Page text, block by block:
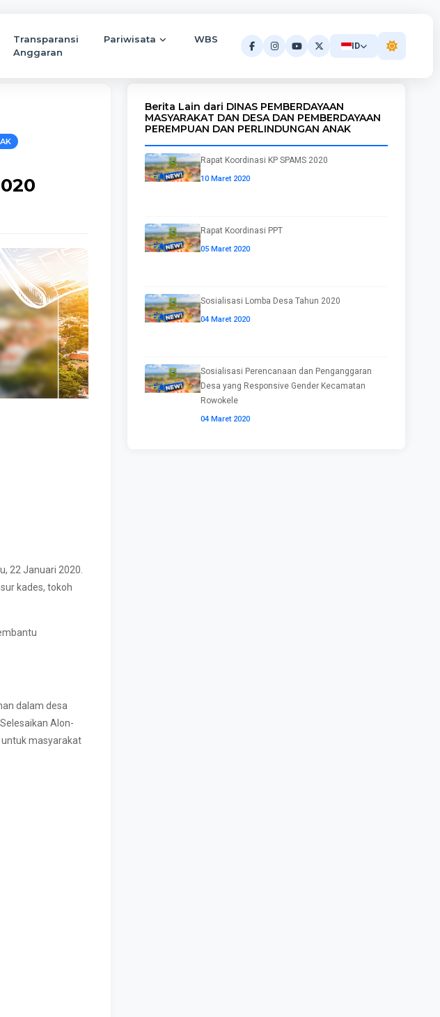
Transparansi
Anggaran
Pariwisata WBS
ID
22 Januari 2020.
kades, tokoh
dalam desa
Alon-
untuk masyarakat
Berita Lain dari DINAS PEMBERDAYAAN
MASYARAKAT DAN DESA DAN PEMBERDAYAAN
PEREMPUAN DAN PERLINDUNGAN ANAK
Rapat Koordinasi KP SPAMS 2020
10 Maret 2020
Rapat Koordinasi PPT
05 Maret 2020
Sosialisasi Lomba Desa Tahun 2020
04 Maret 2020
Sosialisasi Perencanaan dan Penganggaran
Desa yang Responsive Gender Kecamatan
Rowokele
04 Maret 2020